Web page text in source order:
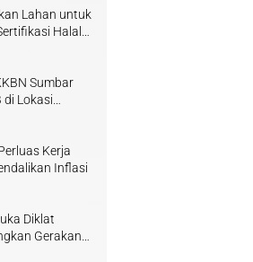
Lahan untuk
Halal
Sumbar
di Lokasi
Kerja
Inflasi
Diklat
Gerakan